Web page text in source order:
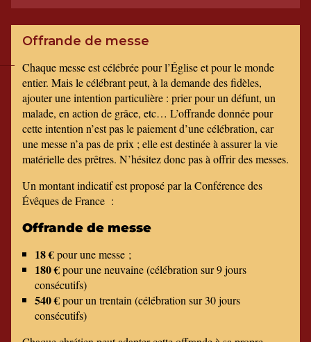
Offrande de messe
Chaque messe est célébrée pour l’Église et pour le monde
entier. Mais le célébrant peut, à la demande des fidèles,
ajouter une intention particulière : prier pour un défunt, un
malade, en action de grâce, etc… L’offrande donnée pour
cette intention n’est pas le paiement d’une célébration, car
une messe n’a pas de prix ; elle est destinée à assurer la vie
matérielle des prêtres. N’hésitez donc pas à offrir des messes.
Un montant indicatif est proposé par la Conférence des
Évêques de France :
Offrande de messe
18 €pour une messe ;
180 €pour une neuvaine (célébration sur 9 jours
consécutifs)
540 €pour un trentain (célébration sur 30 jours
consécutifs)